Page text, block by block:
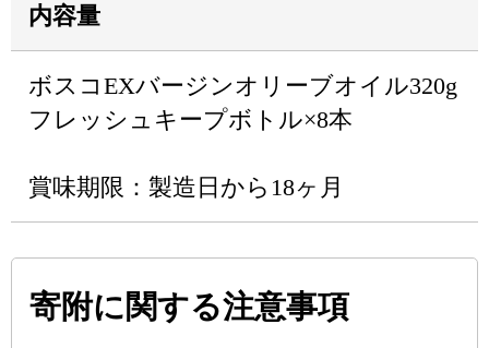
内容量
ボスコEXバージンオリーブオイル320g
フレッシュキープボトル×8本
賞味期限：製造日から18ヶ月
寄附に関する注意事項